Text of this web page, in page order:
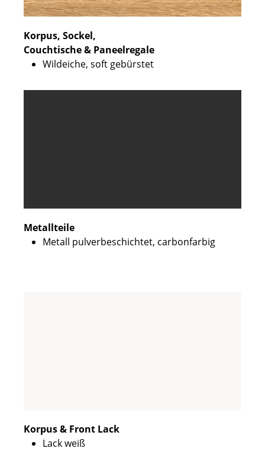
Korpus, Sockel,
Couchtische & Paneelregale
Wildeiche, soft gebürstet
Metallteile
Metall pulverbeschichtet, carbonfarbig
Korpus & Front Lack
Lack weiß